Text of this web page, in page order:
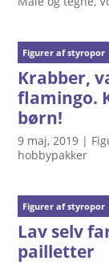
Figurer af styropor
Krabber,
flamingo.
børn!
9 maj, 2019 |
hobbypakker
Figurer af styropor
Lav selv
pailletter